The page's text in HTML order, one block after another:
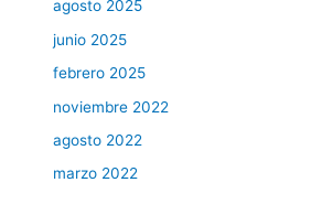
agosto 2025
junio 2025
febrero 2025
noviembre 2022
agosto 2022
marzo 2022